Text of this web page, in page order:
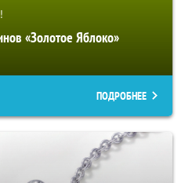
«Золотое Яблоко»
ПОДРОБНЕЕ